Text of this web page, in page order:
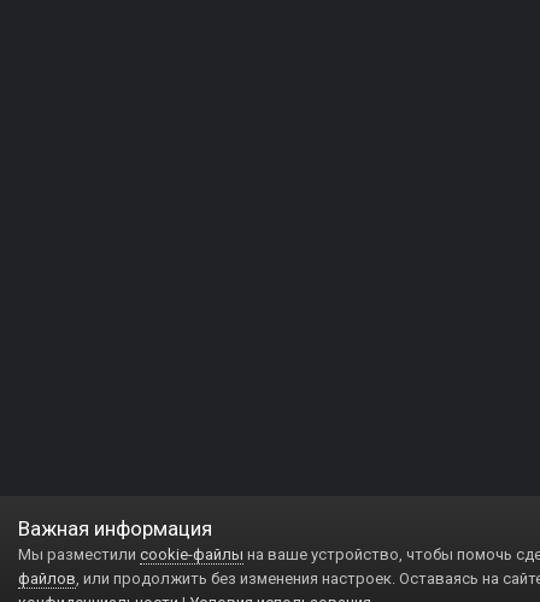
Важная информация
Мы разместили cookie-файлы на ваше устройство, чтобы помочь
файлов, или продолжить без изменения настроек. Оставаясь на